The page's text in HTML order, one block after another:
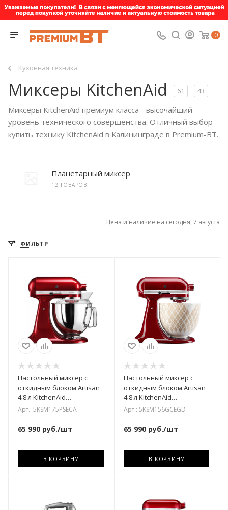
0
Кухонная техника
Миксеры KitchenAid 61 43
Планетарный миксер
12 ТОВАРОВ
Миксеры KitchenAid премиум класса - высочайший
уровень технического совершенства. Отличный выбор -
купить технику KitchenAid в Калининграде в Premium-BT.
Цена и наличие на сегодня, 7 августа
ФИЛЬТР
Настольный миксер с
откидным блоком Artisan
4.8 л KitchenAid
5KSM175PSECA
Арт.: 5KSM175PSECA
65 990 руб./шт
В КОРЗИНУ
Настольный миксер с
откидным блоком Artisan
4.8 л KitchenAid
5KSM156GCEGD
Арт.: 5KSM156GCEGD
65 990руб./шт
В КОРЗИНУ